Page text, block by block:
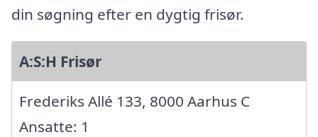
din søgning efter en dygtig frisør.
A:S:H Frisør
Frederiks Allé 133, 8000 Aarhus C
Ansatte: 1